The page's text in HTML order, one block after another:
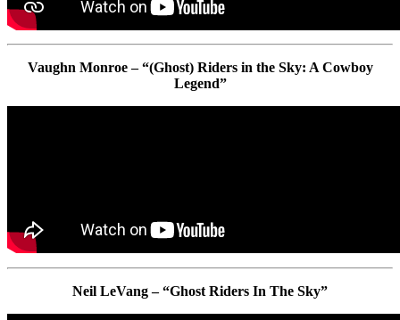
Vaughn Monroe – “(Ghost) Riders in the Sky: A Cowboy
Legend”
Neil LeVang – “Ghost Riders In The Sky”